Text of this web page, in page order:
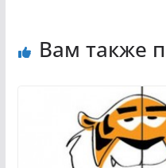
Вам также